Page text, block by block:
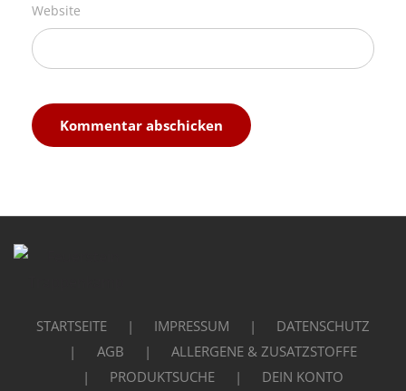
Website
STARTSEITE IMPRESSUM
DATENSCHUTZ
AGB
ALLERGENE & ZUSATZSTOFFE
PRODUKTSUCHE
DEIN KONTO